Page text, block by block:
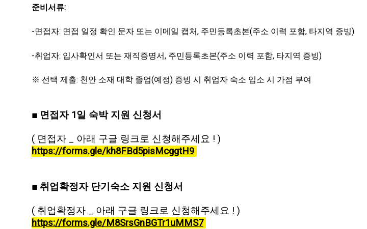
준비서류:
-면접자: 면접 일정 확인 문자 또는 이메일 캡처, 주민등록초본(주소 이력 포함, 타지역 증빙)
-취업자: 입사확인서 또는 재직증명서, 주민등록초본(주소 이력 포함, 타지역 증빙)
※ 선택 제출: 천안 소재 대학 졸업(예정) 증빙 시 취업자 숙소 입소 시 가점 부여
■ 면접자 1일 숙박 지원 신청서
( 면접자 _ 아래 구글 링크로 신청해주세요 ! )
https://forms.gle/kh8FBd5pisMcggtH9
■ 취업확정자 단기숙소 지원 신청서
( 취업확정자 _ 아래 구글 링크로 신청해주세요 ! )
https://forms.gle/M8SrsGnBGTr1uMMS7